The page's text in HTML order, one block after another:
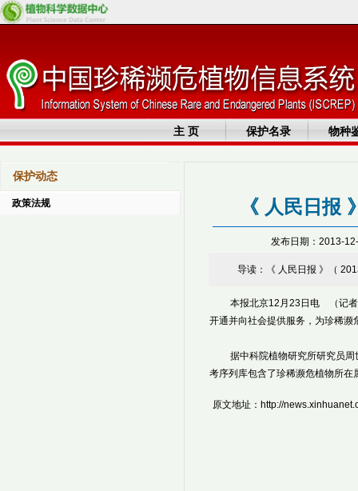
主 页 保护名录 物种
保护动态
政策法规 《 人民日报
发布日期：2013-
导读：《 人民日报 》（
本报北京12月23日电 （记者
开通并向社会提供服务，为珍稀
据中科院植物研究所研究员
考序列库包含了珍稀濒危植物所
原文地址：http://